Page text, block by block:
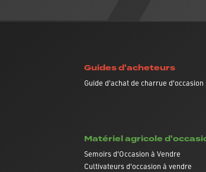
Guides d'acheteurs
Guide d'achat de charrue d'occasion
Matériel agricole
Semoirs d'Occasion à Vendre
Cultivateurs d'occasion à vendre